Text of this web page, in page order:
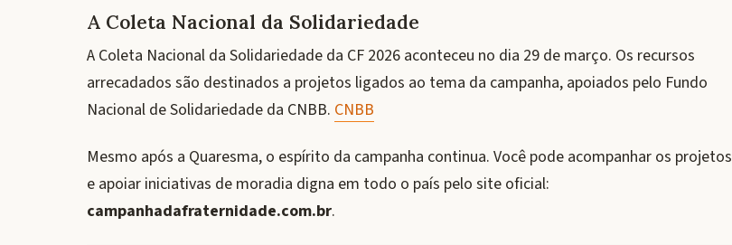
A Coleta Nacional da Solidariedade
A Coleta Nacional da Solidariedade da CF 2026 aconteceu no dia 29 de março. Os recursos
arrecadados são destinados a projetos ligados ao tema da campanha, apoiados pelo Fundo
Nacional de Solidariedade da CNBB. CNBB
Mesmo após a Quaresma, o espírito da campanha continua. Você pode acompanhar os projetos
e apoiar iniciativas de moradia digna em todo o país pelo site oficial:
campanhadafraternidade.com.br.